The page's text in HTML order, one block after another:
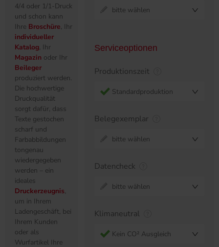
4/4 oder 1/1-Druck
und schon kann
Ihre Broschüre, Ihr
individueller
Katalog, Ihr
Magazin oder Ihr
Beileger
produziert werden.
Die hochwertige
Druckqualität
sorgt dafür, dass
Texte gestochen
scharf und
Farbabbildungen
tongenau
wiedergegeben
werden – ein
ideales
Druckerzeugnis,
um in Ihrem
Ladengeschäft, bei
Ihrem Kunden
oder als
Wurfartikel Ihre
bitte wählen
Serviceoptionen
Produktionszeit
Standardproduktion
Belegexemplar
bitte wählen
Datencheck
bitte wählen
Klimaneutral
Kein CO² Ausgleich